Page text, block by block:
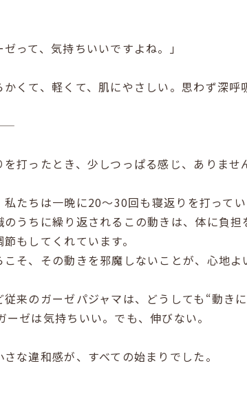
ゼって、気持ちいいですよね。」
かくて、軽くて、肌にやさしい。思わず深
を打ったとき、少しつっぱる感じ、ありませ
私たちは一晩に20〜30回も寝返りを打ってい
のうちに繰り返されるこの動きは、体に負
もしてくれています。
こそ、その動きを邪魔しないことが、心地よ
従来のガーゼパジャマは、どうしても“動き
ゼは気持ちいい。でも、伸びない。
さな違和感が、すべての始まりでした。